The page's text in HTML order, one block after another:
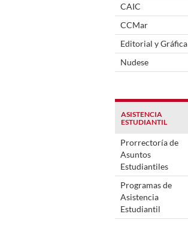
CAIC
CCMar
Editorial y Gráfica
Nudese
ASISTENCIA
ESTUDIANTIL
Prorrectoría de
Asuntos
Estudiantiles
Programas de
Asistencia
Estudiantil